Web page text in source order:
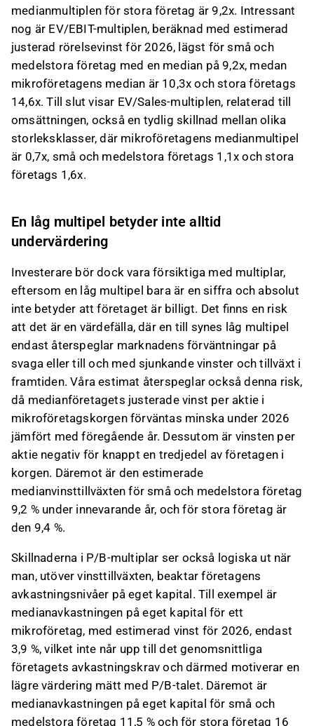
medianmultiplen för stora företag är 9,2x. Intressant
nog är EV/EBIT-multiplen, beräknad med estimerad
justerad rörelsevinst för 2026, lägst för små och
medelstora företag med en median på 9,2x, medan
mikroföretagens median är 10,3x och stora företags
14,6x. Till slut visar EV/Sales-multiplen, relaterad till
omsättningen, också en tydlig skillnad mellan olika
storleksklasser, där mikroföretagens medianmultipel
är 0,7x, små och medelstora företags 1,1x och stora
företags 1,6x.
En låg multipel betyder inte alltid
undervärdering
Investerare bör dock vara försiktiga med multiplar,
eftersom en låg multipel bara är en siffra och absolut
inte betyder att företaget är billigt. Det finns en risk
att det är en värdefälla, där en till synes låg multipel
endast återspeglar marknadens förväntningar på
svaga eller till och med sjunkande vinster och tillväxt i
framtiden. Våra estimat återspeglar också denna risk,
då medianföretagets justerade vinst per aktie i
mikroföretagskorgen förväntas minska under 2026
jämfört med föregående år. Dessutom är vinsten per
aktie negativ för knappt en tredjedel av företagen i
korgen. Däremot är den estimerade
medianvinsttillväxten för små och medelstora företag
9,2 % under innevarande år, och för stora företag är
den 9,4 %.
Skillnaderna i P/B-multiplar ser också logiska ut när
man, utöver vinsttillväxten, beaktar företagens
avkastningsnivåer på eget kapital. Till exempel är
medianavkastningen på eget kapital för ett
mikroföretag, med estimerad vinst för 2026, endast
3,9 %, vilket inte når upp till det genomsnittliga
företagets avkastningskrav och därmed motiverar en
lägre värdering mätt med P/B-talet. Däremot är
medianavkastningen på eget kapital för små och
medelstora företag 11,5 % och för stora företag 16